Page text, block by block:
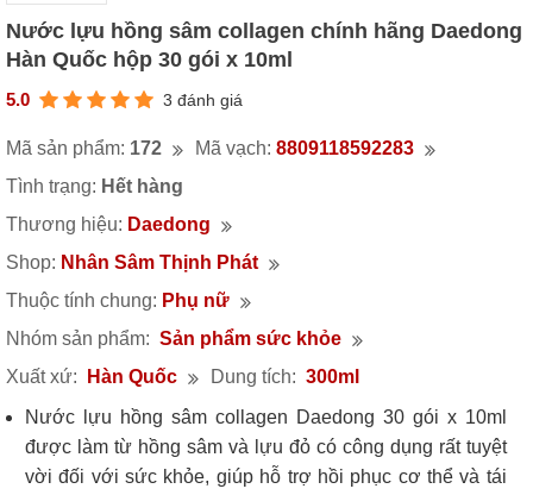
Nước lựu hồng sâm collagen chính hãng Daedong
Hàn Quốc hộp 30 gói x 10ml
5.0 3 đánh giá
Mã sản phẩm: 172 Mã vạch: 8809118592283
Tình trạng: Hết hàng
Thương hiệu: Daedong
Shop: Nhân Sâm Thịnh Phát
Thuộc tính chung: Phụ nữ
Nhóm sản phẩm: Sản phẩm sức khỏe
Xuất xứ:
Hàn Quốc Dung tích: 300ml
Nước lựu hồng sâm collagen Daedong 30 gói x 10ml
được làm từ hồng sâm và lựu đỏ có công dụng rất tuyệt
vời đối với sức khỏe, giúp hỗ trợ hồi phục cơ thể và tái